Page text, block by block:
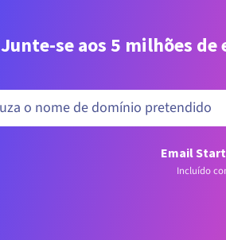
Junte-se aos 5 milhões
Email
Incluído